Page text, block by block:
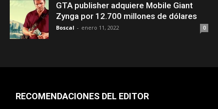
GTA publisher adquiere Mobile Giant
Zynga por 12.700 millones de dólares
Boscal - enero 11, 2022 0
RECOMENDACIONES DEL EDITOR